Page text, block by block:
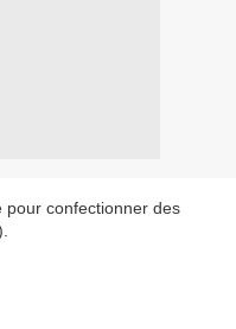
pour confectionner des